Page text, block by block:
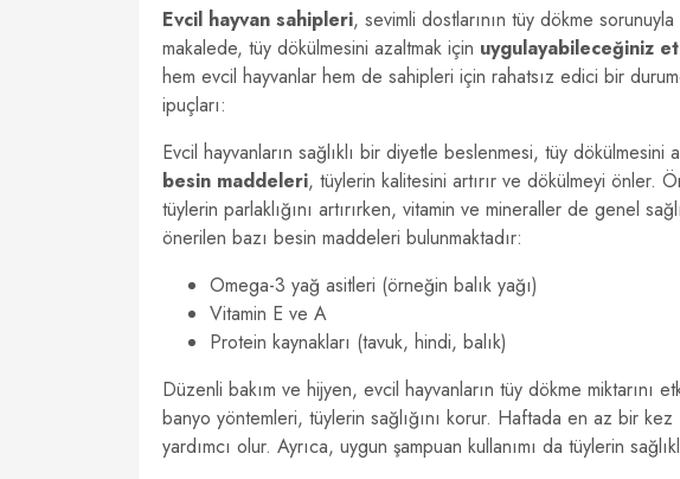
Evcil hayvan sahipleri, sevimli dostlarının tüy dökme
makalede, tüy dökülmesini azaltmak için uygulayabileceğiniz
hem evcil hayvanlar hem de sahipleri için rahatsız edici bir
ipuçları:
Evcil hayvanların sağlıklı bir diyetle beslenmesi, tüy dökülmesini
besin maddeleri, tüylerin kalitesini artırır ve dökülmeyi önler.
tüylerin parlaklığını artırırken, vitamin ve mineraller de genel
önerilen bazı besin maddeleri bulunmaktadır:
Omega-3 yağ asitleri (örneğin balık yağı)
Vitamin E ve A
Protein kaynakları (tavuk, hindi, balık)
Düzenli bakım ve hijyen, evcil hayvanların tüy dökme miktarını
banyo yöntemleri, tüylerin sağlığını korur. Haftada en az bir
yardımcı olur. Ayrıca, uygun şampuan kullanımı da tüylerin